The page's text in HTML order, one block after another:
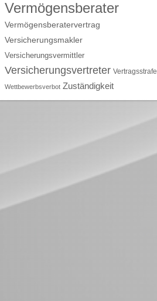
Vermögensberater
Vermögensberatervertrag
Versicherungsmakler
Versicherungsvermittler
Versicherungsvertreter Vertragsstrafe
Wettbewerbsverbot Zuständigkeit